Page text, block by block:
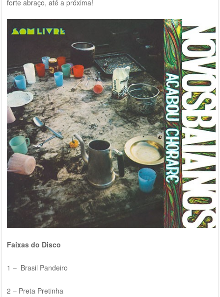
forte abraço, até a próxima!
Faixas do Disco
1 – Brasil Pandeiro
2 – Preta Pretinha